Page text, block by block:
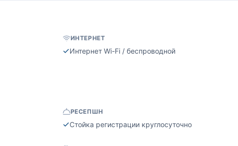
ИНТЕРНЕТ
Интернет Wi-Fi / беспроводной
РЕСЕПШН
Стойка регистрации круглосуточно